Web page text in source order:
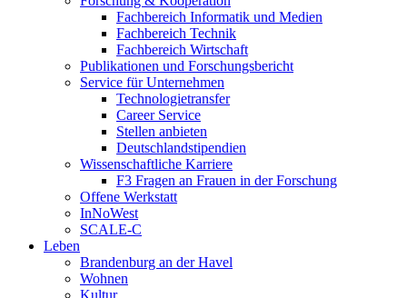
Fachbereich Informatik und Medien
Fachbereich Technik
Fachbereich Wirtschaft
Publikationen und Forschungsbericht
Service für Unternehmen
Technologietransfer
Career Service
Stellen anbieten
Deutschlandstipendien
Wissenschaftliche Karriere
F3 Fragen an Frauen in der Forschung
Offene Werkstatt
InNoWest
SCALE-C
Leben
Brandenburg an der Havel
Wohnen
Kultur